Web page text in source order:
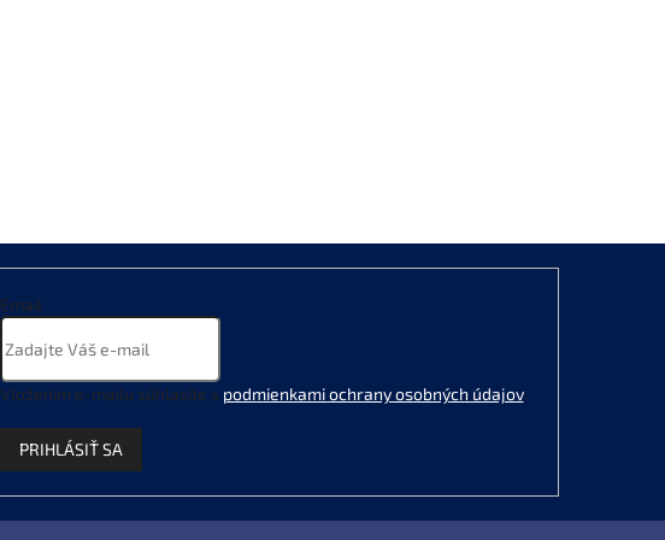
Email
Vložením e-mailu súhlasíte s podmienkami ochrany osobných údajov.
PRIHLÁSIŤ SA